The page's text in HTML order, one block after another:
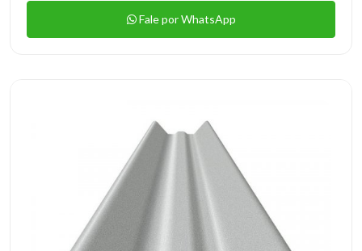
Fale por WhatsApp